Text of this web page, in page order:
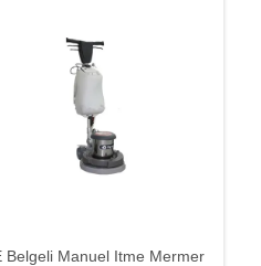
Belgeli Manuel Itme Mermer